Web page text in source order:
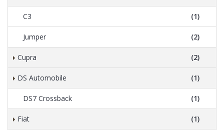
C3 (1)
Jumper (2)
Cupra (2)
DS Automobile (1)
DS7 Crossback (1)
Fiat (1)